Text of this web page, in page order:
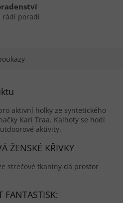
rádi poradí
aktivní holky ze syntetického
Kari Traa. Kalhoty se hodí
aktivity.
ŽENSKÉ KŘIVKY
strečové tkaniny dá prostor
FANTASTISK: